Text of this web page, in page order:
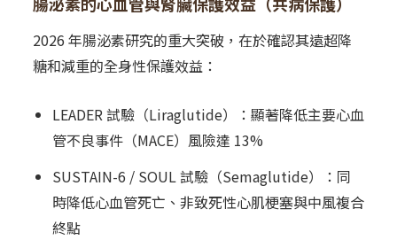
2026 年腸泌素研究的重大突破，在於確認其遠超降
糖和減重的全身性保護效益：
LEADER 試驗（Liraglutide）：顯著降低主要心血
管不良事件（MACE）風險達 13%
SUSTAIN-6 / SOUL 試驗（Semaglutide）：同
時降低心血管死亡、非致死性心肌梗塞與中風複合
終點